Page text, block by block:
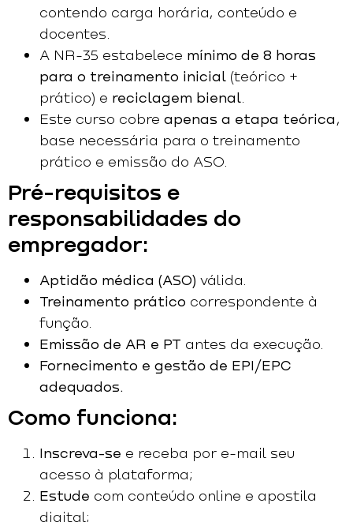
contendo carga horária, conteúdo e
docentes.
A NR-35 estabelece mínimo de 8 horas
para o treinamento inicial (teórico +
prático) e reciclagem bienal
Este curso cobre apenas a etapa teórica,
base necessária para o treinamento
prático e emissão do ASO.
Pré-requisitos e
responsabilidades do
empregador:
Aptidão médica (ASO) válida.
Treinamento prático correspondente à
função.
Emissão de AR e PT antes da execução.
Fornecimento e gestão de EPI/EPC
adequados.
Como funciona:
Inscreva-se e receba por e-mail seu
acesso à plataforma;
Estude com conteúdo online e apostila
digital;